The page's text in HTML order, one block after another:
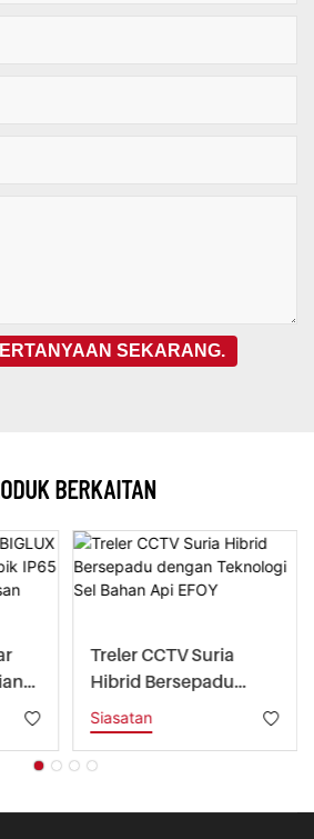
SEKARANG.
BERKAITAN
Treler CCTV Suria
Hibrid Bersepadu
Dengan Teknologi Sel
Bahan Api EFOY
Siasatan